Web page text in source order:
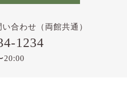
合わせ（両館共通）
1234
20:00